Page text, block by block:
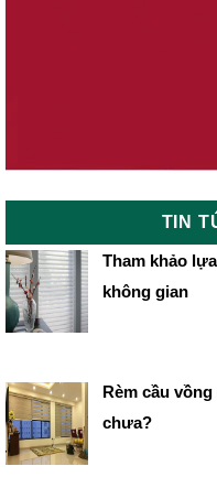
TIN
Tham khảo
không gian
Rèm cầu
chưa?